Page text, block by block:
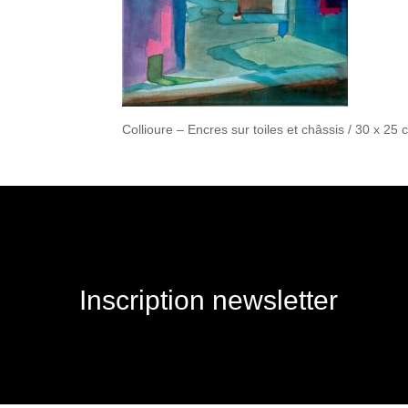
Collioure – Encres sur toiles et châssis / 30 x 25
Inscription newsletter